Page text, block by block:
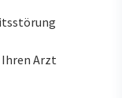
Ihren Arzt